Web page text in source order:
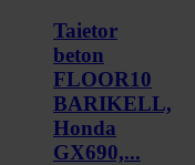
Taietor
beton
FLOOR10
BARIKELL,
Honda
GX690,...